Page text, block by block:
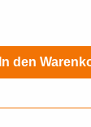
In den